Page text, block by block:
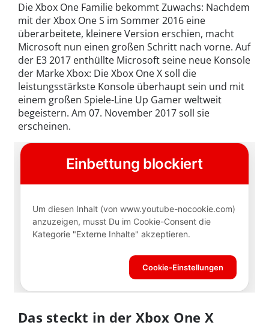
Die Xbox One Familie bekommt Zuwachs: Nachdem
mit der Xbox One S im Sommer 2016 eine
überarbeitete, kleinere Version erschien, macht
Microsoft nun einen großen Schritt nach vorne. Auf
der E3 2017 enthüllte Microsoft seine neue Konsole
der Marke Xbox: Die Xbox One X soll die
leistungsstärkste Konsole überhaupt sein und mit
einem großen Spiele-Line Up Gamer weltweit
begeistern. Am 07. November 2017 soll sie
erscheinen.
Das steckt in der Xbox One X